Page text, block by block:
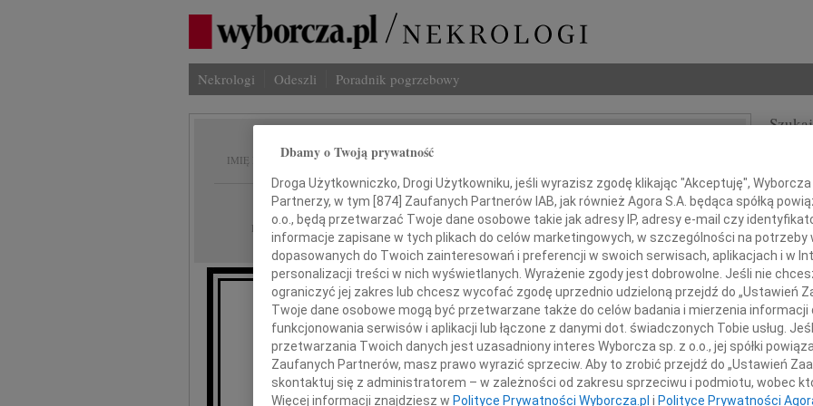
Nekrologi Odeszli Poradnik pogrzebowy
IMIĘ I NAZWISKO: Jan Ostrowski
REGION: Warszawa
DATA EMISJI: 26.08.2009
W dniu 18 sierpnia 2009 roku w wieku 85 lat
zmarł mój ukochany Mąż
INNE
W
Z
Ewa
W
Z
Dbamy o Twoją prywatność
Droga Użytkowniczko, Drogi Użytkowniku, jeśli wyrazisz zgodę klikając "Akceptuję",
Partnerzy, w tym [ 874 ] Zaufanych Partnerów IAB, jak również Agora S.A. będąca spółką
o.o., będą przetwarzać Twoje dane osobowe takie jak adresy IP, adresy e-mail czy
informacje zapisane w tych plikach do celów marketingowych, w szczególności na potrzeby
dopasowanych do Twoich zainteresowań i preferencji w swoich serwisach, aplikacjach i w
personalizacji treści w nich wyświetlanych. Wyrażenie zgody jest dobrowolne. Jeśli nie
ograniczyć jej zakres lub chcesz wycofać zgodę uprzednio udzieloną przejdź do „Ustawień
Twoje dane osobowe mogą być przetwarzane także do celów badania i mierzenia
funkcjonowania serwisów i aplikacji lub łączone z danymi dot. świadczonych Tobie usług.
przetwarzania Twoich danych jest uzasadniony interes Wyborcza sp. z o.o., jej spółki
Zaufanych Partnerów, masz prawo wyrazić sprzeciw. Aby to zrobić przejdź do „Ustawień
skontaktuj się z administratorem – w zależności od zakresu sprzeciwu i podmiotu, wobec
Więcej informacji znajdziesz w Polityce Prywatności Wyborcza.pl i Polityce Prywatności